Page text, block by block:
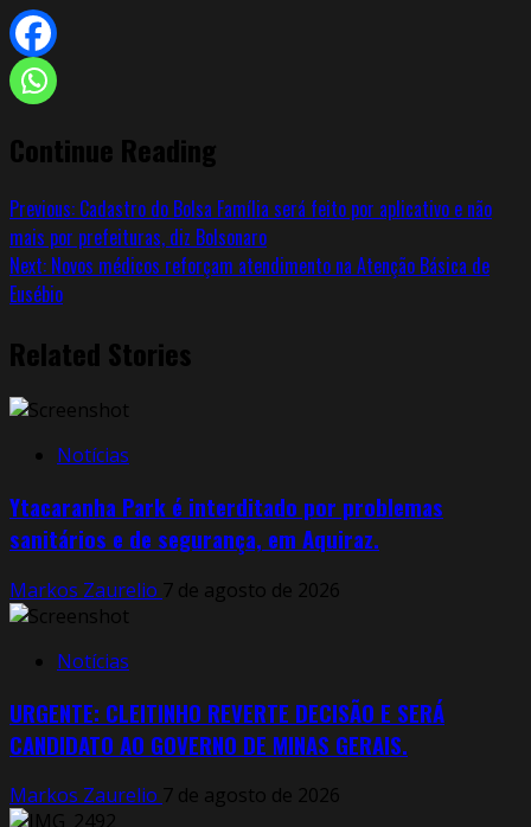
Continue Reading
Previous: Cadastro do Bolsa Família será feito por aplicativo e não
mais por prefeituras, diz Bolsonaro
Next: Novos médicos reforçam atendimento na Atenção Básica de
Eusébio
Related Stories
Notícias
Ytacaranha Park é interditado por problemas
sanitários e de segurança, em Aquiraz.
Markos Zaurelio 7 de agosto de 2026
Notícias
URGENTE: CLEITINHO REVERTE DECISÃO E SERÁ
CANDIDATO AO GOVERNO DE MINAS GERAIS.
Markos Zaurelio 7 de agosto de 2026